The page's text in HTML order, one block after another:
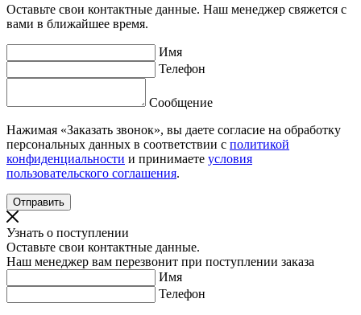
Оставьте свои контактные данные. Наш менеджер свяжется с
вами в ближайшее время.
Имя
Телефон
Сообщение
Нажимая «Заказать звонок», вы даете согласие на обработку
персональных данных в соответствии с политикой
конфиденциальности и принимаете условия
пользовательского соглашения.
Узнать о поступлении
Оставьте свои контактные данные.
Наш менеджер вам перезвонит при поступлении заказа
Имя
Телефон